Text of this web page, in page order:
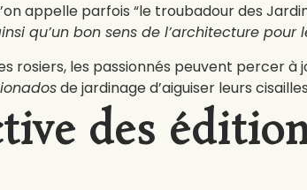
appelle parfois “le troubadour des
qu’un bon sens de l’architecture
rosiers, les passionnés peuvent percer
de jardinage d’aiguiser leurs
des